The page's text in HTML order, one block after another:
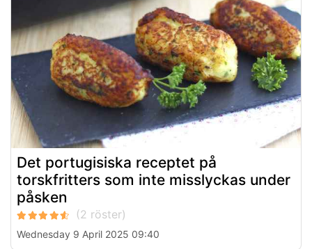
Det portugisiska receptet på
torskfritters som inte misslyckas under
påsken
Wednesday 9 April 2025 09:40